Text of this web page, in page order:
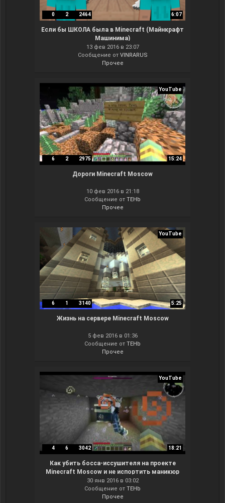
0 2 2464 6:07
Если бы ШКОЛА была в Minecraft (Майнкрафт
Машинима)
13 фев 2016 в 23:07
Сообщение от VINRARUS
Прочее
YouTube
6 2 2975 15:24
Дороги Minecraft Moscow
10 фев 2016 в 21:18
Сообщение от TEHb
Прочее
YouTube
6 1 3140 5:25
Жизнь на сервере Minecraft Moscow
5 фев 2016 в 01:36
Сообщение от TEHb
Прочее
YouTube
4 6 3042 18:21
Как убить босса-иссушителя на проекте
Minecraft Moscow и не испортить маникюр
30 янв 2016 в 03:02
Сообщение от TEHb
Прочее